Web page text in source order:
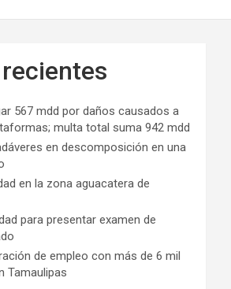
567 mdd por daños causados a
multa total suma 942 mdd
en descomposición en una
en la zona aguacatera de
para presentar examen de
de empleo con más de 6 mil
Tamaulipas